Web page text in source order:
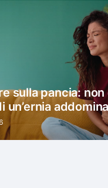
sulla pancia:
un’ernia